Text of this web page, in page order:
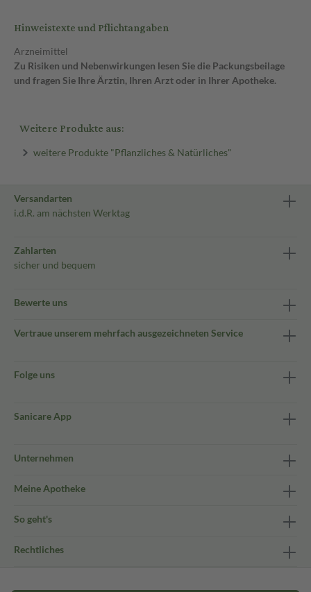
Hinweistexte und Pflichtangaben
Arzneimittel
Zu Risiken und Nebenwirkungen lesen Sie die Packungsbeilage
und fragen Sie Ihre Ärztin, Ihren Arzt oder in Ihrer Apotheke.
Weitere Produkte aus:
weitere Produkte "Pflanzliches & Natürliches"
Versandarten
i.d.R. am nächsten Werktag
Zahlarten
sicher und bequem
Bewerte uns
Vertraue unserem mehrfach ausgezeichneten Service
Folge uns
Sanicare App
Unternehmen
Meine Apotheke
So geht's
Rechtliches